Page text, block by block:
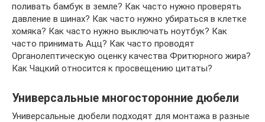
поливать бамбук в земле? Как часто нужно проверять
давление в шинах? Как часто нужно убираться в клетке
хомяка? Как часто нужно выключать ноутбук? Как
часто принимать Ацц? Как часто проводят
Органолептическую оценку качества Фритюрного жира?
Как Чацкий относится к просвещению цитаты?
Универсальные многосторонние дюбели
Универсальные дюбели подходят для монтажа в разные